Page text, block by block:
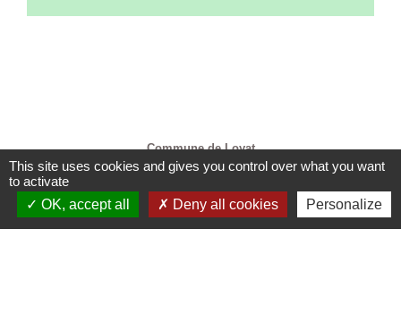
Commune de Loyat
Rue de la Mairie
This site uses cookies and gives you control over what you want
to activate
OK, accept all
Deny all cookies Personalize